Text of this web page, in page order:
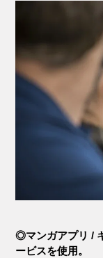
◎マンガアプリ /
ービスを使用。